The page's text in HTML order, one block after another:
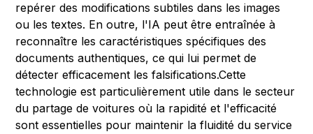
repérer des modifications subtiles dans les images
ou les textes. En outre, l'IA peut être entraînée à
reconnaître les caractéristiques spécifiques des
documents authentiques, ce qui lui permet de
détecter efficacement les falsifications.Cette
technologie est particulièrement utile dans le secteur
du partage de voitures où la rapidité et l'efficacité
sont essentielles pour maintenir la fluidité du service